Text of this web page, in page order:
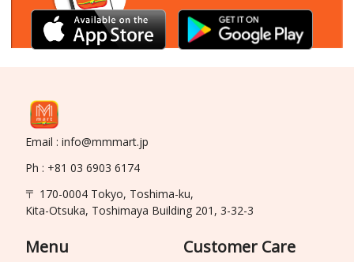
Email : info@mmmart.jp
Ph : +81 03 6903 6174
〒 170-0004 Tokyo, Toshima-ku,
Kita-Otsuka, Toshimaya Building 201, 3-32-3
Menu Customer Care